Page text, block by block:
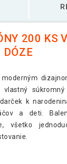
200 KS V
DÓZE
súkromný
k
a deti.
všetko